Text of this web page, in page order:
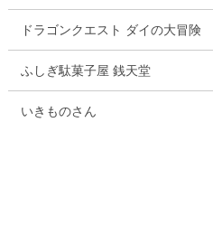
ドラゴンクエスト ダイの大冒険
ふしぎ駄菓子屋 銭天堂
いきものさん